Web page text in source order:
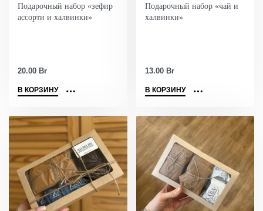
Подарочный набор «зефир
ассорти и халвинки»
20.00 Br
В КОРЗИНУ
Подарочный набор «чай и
халвинки»
13.00 Br
В КОРЗИНУ